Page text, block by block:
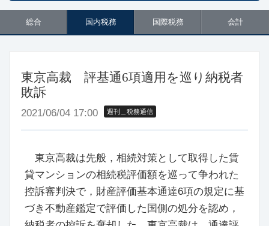
総合 国内税務 国際税務 会計
東京高裁 評基通6項適用を巡り納税者
敗訴
2021/06/04 17:00 週刊＿税務通信
東京高裁は先般，相続対策として取得した賃
貸マンションの相続税評価額を巡って争われた
控訴審判決で，財産評価基本通達6項の規定に基
づき不動産鑑定で評価した国側の処分を認め，